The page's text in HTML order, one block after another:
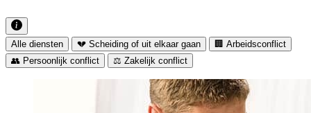
Alle diensten 💔 Scheiding of uit elkaar gaan
🏢 Arbeidsconflict
👥 Persoonlijk conflict
⚖️ Zakelijk conflict